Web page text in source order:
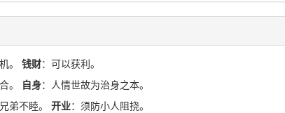
。 钱财：可以获利。
。 自身：人情世故为治身之本。
弟不睦。 开业：须防小人阻挠。